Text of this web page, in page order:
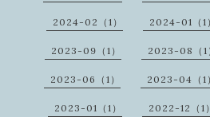
2024-02（1） 2024-01（1
2023-09（1） 2023-08（1
2023-06（1） 2023-04（1
2023-01（1） 2022-12（1）